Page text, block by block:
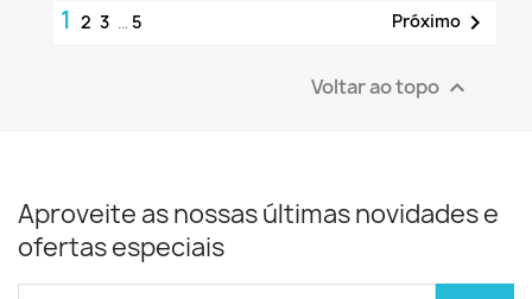
1 2 3 … 5 Próximo 
Voltar ao topo 
Aproveite as nossas últimas novidades e
ofertas especiais